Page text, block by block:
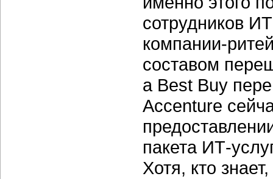
сотрудников
компании-
составом
а Best Buy
Accenture
пакета ИТ-
Хотя, кто